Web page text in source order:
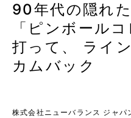
90年代の隠れ
「ピンボール
打って、 ライ
カムバック
株式会社ニューバランス ジャパ